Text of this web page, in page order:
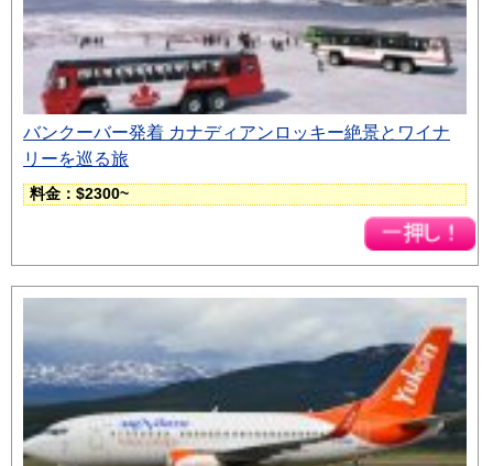
バンクーバー発着 カナディアンロッキー絶景とワイナ
リーを巡る旅
料金：$2300~